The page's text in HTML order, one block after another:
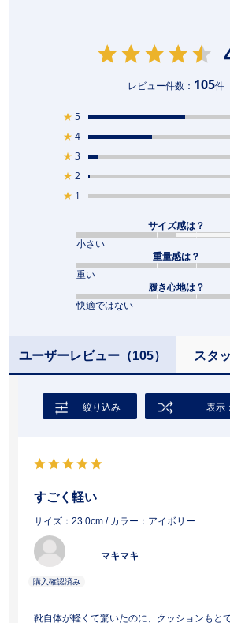
レビュー件数： 105件
★ 5
★ 4
★ 3
★ 2
★ 1
サイズ感は？
小さい
重量感は？
重い
履き心地は？
快適ではない
ユーザーレビュー （105） スタ
絞り込み 表示
すごく軽い
サイズ：23.0cm / カラー：アイボリー
マキマキ
靴自体が軽くて驚いたのに、クッションもと